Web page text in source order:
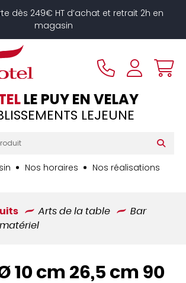
dès 249€ HT d’achat et retrait 2h en
magasin
LE PUY EN VELAY
LEJEUNE
Nos horaires Nos réalisations
Arts de la table
Bar
10 cm 26,5 cm 90
des cookies